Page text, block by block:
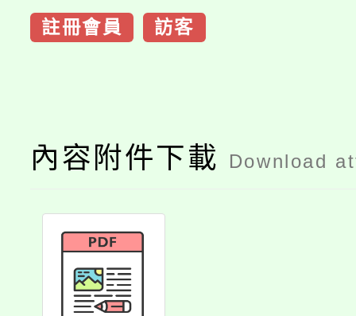
註冊會員 訪客
內容附件下載 Download